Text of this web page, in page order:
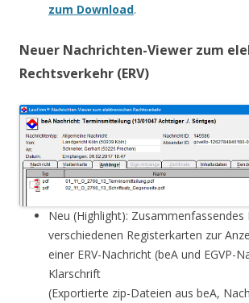
zum Download.
Neuer Nachrichten-Viewer zum
Rechtsverkehr (ERV)
Neu (Highlight):
verschiedenen Registerkarten zur
einer ERV-Nachricht (beA und EGVP-
Klarschrift
(Exportierte zip-Dateien aus beA,